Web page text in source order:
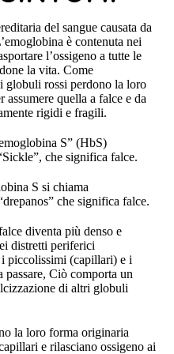
del sangue causata da
è contenuta nei
l’ossigeno a tutte le
la vita. Come
globuli rossi perdono la loro
quella a falce e da
rigidi e fragili.
S” (HbS)
che significa falce.
S si chiama
che significa falce.
diventa più denso e
distretti periferici
piccolissimi (capillari) e i
Ciò comporta un
di altri globuli
la loro forma originaria
e rilasciano ossigeno ai